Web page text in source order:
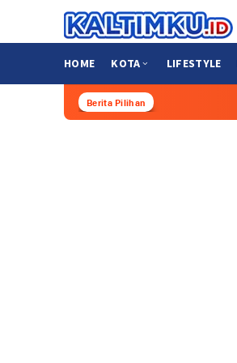
konten
HOME KOTA LIFESTYLE
Berita Pilihan